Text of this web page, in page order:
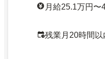
月給25.1万円〜
残業月20時間以